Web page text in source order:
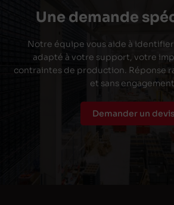
Une demande
Notre équipe vous aide à
adapté à votre support, votre
contraintes de production. Réponse
et sans
Demander un devis